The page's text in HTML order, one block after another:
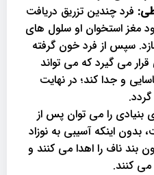
فرد چندین تزریق دریافت
مغز استخوان او سلول های
سپس از فرد خون گرفته
می گیرد که می تواند
و جدا کند؛ در نهایت
بنیادی را می توان پس از
بدون اینکه آسیبی به نوزاد
بند ناف را اهدا می کنند و
کنند.